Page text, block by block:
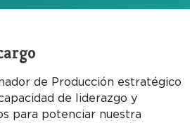
de Producción estratégico
de liderazgo y
para potenciar nuestra